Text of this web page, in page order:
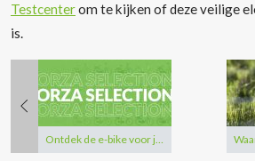
Testcenterom te kijken of deze veilige
is.